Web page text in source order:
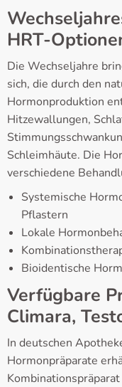
HRT-
Die Wechseljahre
sich, die durch den
Hormonproduktion
Hitzewallungen,
Schleimhäute. Die
verschiedene
Systemische
Pflastern
Lokale
Bioidentische
Verfügbare
Climara,
In deutschen
Hormonpräparate